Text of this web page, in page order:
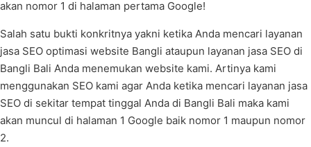
akan nomor 1 di halaman pertama Google!
Salah satu bukti konkritnya yakni ketika Anda mencari layanan
jasa SEO optimasi website Bangli ataupun layanan jasa SEO di
Bangli Bali Anda menemukan website kami. Artinya kami
menggunakan SEO kami agar Anda ketika mencari layanan jasa
SEO di sekitar tempat tinggal Anda di Bangli Bali maka kami
akan muncul di halaman 1 Google baik nomor 1 maupun nomor
2.